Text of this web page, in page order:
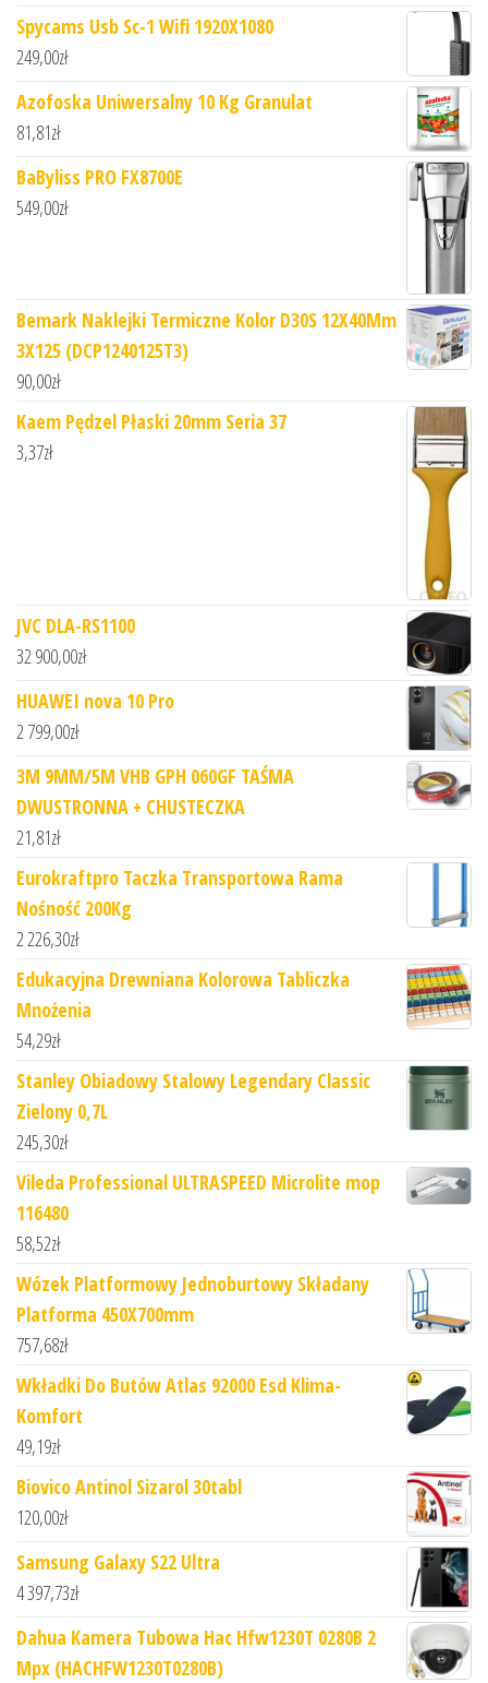
Spycams Usb Sc-1 Wifi 1920X1080
249,00zł
Azofoska Uniwersalny 10 Kg Granulat
81,81zł
BaByliss PRO FX8700E
549,00zł
Bemark Naklejki Termiczne Kolor D30S 12X40Mm
3X125 (DCP1240125T3)
90,00zł
Kaem Pędzel Płaski 20mm Seria 37
3,37zł
JVC DLA-RS1100
32 900,00zł
HUAWEI nova 10 Pro
2 799,00zł
3M 9MM/5M VHB GPH 060GF TAŚMA
DWUSTRONNA + CHUSTECZKA
21,81zł
Eurokraftpro Taczka Transportowa Rama
Nośność 200Kg
2 226,30zł
Edukacyjna Drewniana Kolorowa Tabliczka
Mnożenia
54,29zł
Stanley Obiadowy Stalowy Legendary Classic
Zielony 0,7L
245,30zł
Vileda Professional ULTRASPEED Microlite mop
116480
58,52zł
Wózek Platformowy Jednoburtowy Składany
Platforma 450X700mm
757,68zł
Wkładki Do Butów Atlas 92000 Esd Klima-
Komfort
49,19zł
Biovico Antinol Sizarol 30tabl
120,00zł
Samsung Galaxy S22 Ultra
4 397,73zł
Dahua Kamera Tubowa Hac Hfw1230T 0280B 2
Mpx (HACHFW1230T0280B)